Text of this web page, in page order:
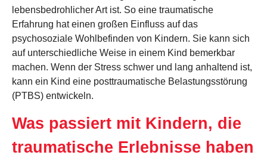
lebensbedrohlicher Art ist. So eine traumatische
Erfahrung hat einen großen Einfluss auf das
psychosoziale Wohlbefinden von Kindern. Sie kann sich
auf unterschiedliche Weise in einem Kind bemerkbar
machen. Wenn der Stress schwer und lang anhaltend ist,
kann ein Kind eine posttraumatische Belastungsstörung
(PTBS) entwickeln.
Was passiert mit Kindern, die
traumatische Erlebnisse haben